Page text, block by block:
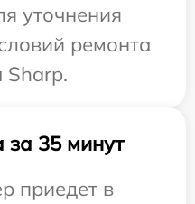
уточнения
ремонта
Sharp.
за 35 минут
приедет в